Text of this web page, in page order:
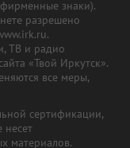
знаки).
разрешено
ТВ и радио
«Твой Иркутск».
все меры,
сертификации,
несет
материалов.